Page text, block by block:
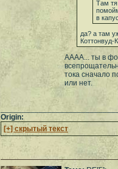
Там тя
в
да? а там
Коттонвуд-
АААА... ты в
тока сначало
или нет.
Origin:
[+] скрытый текст